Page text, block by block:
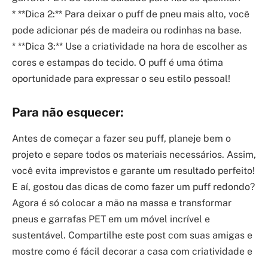
* **Dica 2:** Para deixar o puff de pneu mais alto, você
pode adicionar pés de madeira ou rodinhas na base.
* **Dica 3:** Use a criatividade na hora de escolher as
cores e estampas do tecido. O puff é uma ótima
oportunidade para expressar o seu estilo pessoal!
Para não esquecer:
Antes de começar a fazer seu puff, planeje bem o
projeto e separe todos os materiais necessários. Assim,
você evita imprevistos e garante um resultado perfeito!
E aí, gostou das dicas de como fazer um puff redondo?
Agora é só colocar a mão na massa e transformar
pneus e garrafas PET em um móvel incrível e
sustentável. Compartilhe este post com suas amigas e
mostre como é fácil decorar a casa com criatividade e